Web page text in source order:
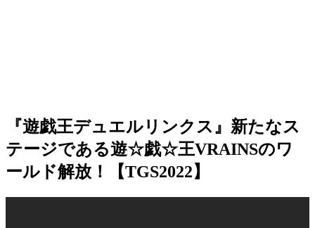
『遊戯王デュエルリンクス』新たなス
テージである遊☆戯☆王VRAINSのワ
ールド解放！【TGS2022】